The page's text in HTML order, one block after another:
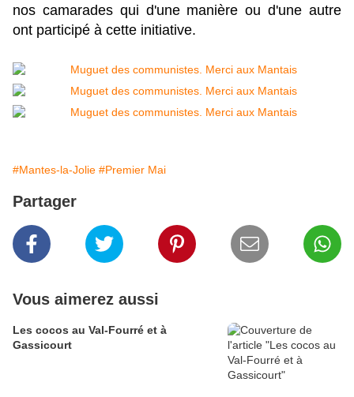
nos camarades qui d'une manière ou d'une autre
ont participé à cette initiative.
#Mantes-la-Jolie #Premier Mai
Partager
Vous aimerez aussi
Les cocos au Val-Fourré et à
Gassicourt